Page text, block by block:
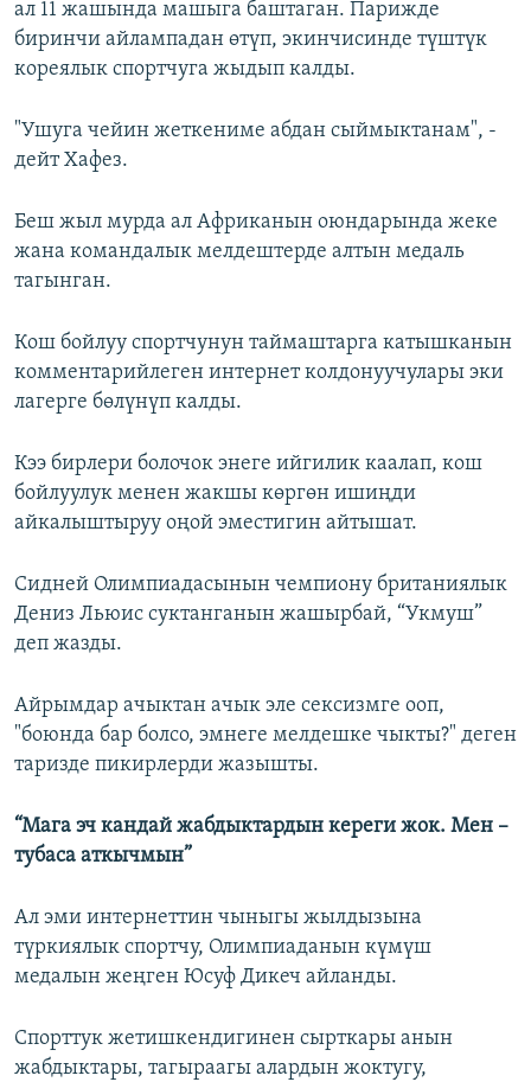
ал 11 жашында машыга баштаган. Парижде
биринчи айлампадан өтүп, экинчисинде түштүк
кореялык спортчуга жыдып калды.
"Ушуга чейин жеткениме абдан сыймыктанам", -
дейт Хафез.
Беш жыл мурда ал Африканын оюндарында жеке
жана командалык мелдештерде алтын медаль
тагынган.
Кош бойлуу спортчунун таймаштарга катышканын
комментарийлеген интернет колдонуучулары эки
лагерге бөлүнүп калды.
Кээ бирлери болочок энеге ийгилик каалап, кош
бойлуулук менен жакшы көргөн ишиңди
айкалыштыруу оңой эместигин айтышат.
Сидней Олимпиадасынын чемпиону британиялык
Дениз Льюис суктанганын жашырбай, “Укмуш”
деп жазды.
Айрымдар ачыктан ачык эле сексизмге ооп,
"боюнда бар болсо, эмнеге мелдешке чыкты?" деген
таризде пикирлерди жазышты.
“Мага эч кандай жабдыктардын кереги жок. Мен –
тубаса аткычмын”
Ал эми интернеттин чыныгы жылдызына
түркиялык спортчу, Олимпиаданын күмүш
медалын жеңген Юсуф Дикеч айланды.
Спорттук жетишкендигинен сырткары анын
жабдыктары, тагыраагы алардын жоктугу,